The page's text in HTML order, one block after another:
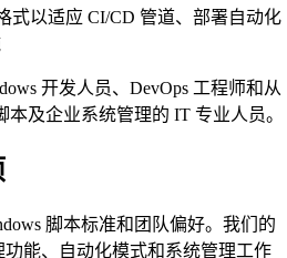
式以适应 CI/CD 管道、部署自动化
开发人员、DevOps 工程师和从
本及企业系统管理的 IT 专业人员。
脚本标准和团队偏好。我们的
能、自动化模式和系统管理工作